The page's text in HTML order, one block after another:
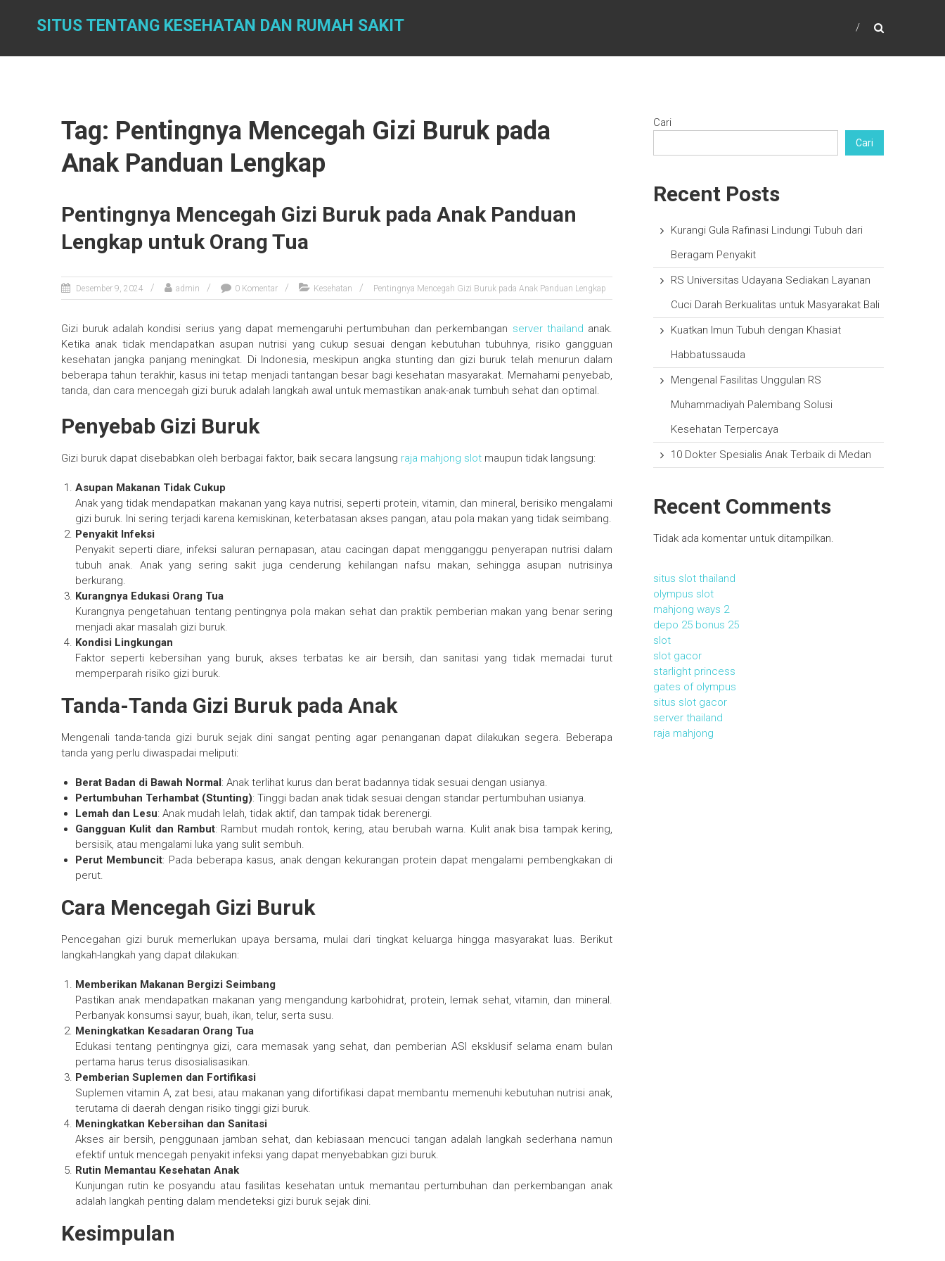
SITUS TENTANG KESEHATAN DAN RUMAH SAKIT
Tag: Pentingnya Mencegah Gizi Buruk pada
Anak Panduan Lengkap
Pentingnya Mencegah Gizi Buruk pada Anak Panduan
Lengkap untuk Orang Tua
Desember 9, 2024 admin 0 Komentar Kesehatan Pentingnya Mencegah Gizi Buruk pada Anak Panduan Lengkap
Gizi buruk adalah kondisi serius yang dapat memengaruhi pertumbuhan dan perkembangan server thailand anak.
Ketika anak tidak mendapatkan asupan nutrisi yang cukup sesuai dengan kebutuhan tubuhnya, risiko gangguan
kesehatan jangka panjang meningkat. Di Indonesia, meskipun angka stunting dan gizi buruk telah menurun dalam
beberapa tahun terakhir, kasus ini tetap menjadi tantangan besar bagi kesehatan masyarakat. Memahami penyebab,
tanda, dan cara mencegah gizi buruk adalah langkah awal untuk memastikan anak-anak tumbuh sehat dan optimal.
Penyebab Gizi Buruk
Gizi buruk dapat disebabkan oleh berbagai faktor, baik secara langsung raja mahjong slot maupun tidak langsung:
Asupan Makanan Tidak Cukup
Anak yang tidak mendapatkan makanan yang kaya nutrisi, seperti protein, vitamin, dan mineral, berisiko mengalami
gizi buruk. Ini sering terjadi karena kemiskinan, keterbatasan akses pangan, atau pola makan yang tidak seimbang.
Penyakit Infeksi
Penyakit seperti diare, infeksi saluran pernapasan, atau cacingan dapat mengganggu penyerapan nutrisi dalam
tubuh anak. Anak yang sering sakit juga cenderung kehilangan nafsu makan, sehingga asupan nutrisinya
berkurang.
Kurangnya Edukasi Orang Tua
Kurangnya pengetahuan tentang pentingnya pola makan sehat dan praktik pemberian makan yang benar sering
menjadi akar masalah gizi buruk.
Kondisi Lingkungan
Faktor seperti kebersihan yang buruk, akses terbatas ke air bersih, dan sanitasi yang tidak memadai turut
memperparah risiko gizi buruk.
Tanda-Tanda Gizi Buruk pada Anak
Mengenali tanda-tanda gizi buruk sejak dini sangat penting agar penanganan dapat dilakukan segera. Beberapa
tanda yang perlu diwaspadai meliputi:
Berat Badan di Bawah Normal: Anak terlihat kurus dan berat badannya tidak sesuai dengan usianya.
Pertumbuhan Terhambat (Stunting): Tinggi badan anak tidak sesuai dengan standar pertumbuhan usianya.
Lemah dan Lesu: Anak mudah lelah, tidak aktif, dan tampak tidak berenergi.
Gangguan Kulit dan Rambut: Rambut mudah rontok, kering, atau berubah warna. Kulit anak bisa tampak kering,
bersisik, atau mengalami luka yang sulit sembuh.
Perut Membuncit: Pada beberapa kasus, anak dengan kekurangan protein dapat mengalami pembengkakan di
perut.
Cara Mencegah Gizi Buruk
Pencegahan gizi buruk memerlukan upaya bersama, mulai dari tingkat keluarga hingga masyarakat luas. Berikut
langkah-langkah yang dapat dilakukan:
Memberikan Makanan Bergizi Seimbang
Pastikan anak mendapatkan makanan yang mengandung karbohidrat, protein, lemak sehat, vitamin, dan mineral.
Perbanyak konsumsi sayur, buah, ikan, telur, serta susu.
Meningkatkan Kesadaran Orang Tua
Edukasi tentang pentingnya gizi, cara memasak yang sehat, dan pemberian ASI eksklusif selama enam bulan
pertama harus terus disosialisasikan.
Pemberian Suplemen dan Fortifikasi
Suplemen vitamin A, zat besi, atau makanan yang difortifikasi dapat membantu memenuhi kebutuhan nutrisi anak,
terutama di daerah dengan risiko tinggi gizi buruk.
Meningkatkan Kebersihan dan Sanitasi
Akses air bersih, penggunaan jamban sehat, dan kebiasaan mencuci tangan adalah langkah sederhana namun
efektif untuk mencegah penyakit infeksi yang dapat menyebabkan gizi buruk.
Rutin Memantau Kesehatan Anak
Kunjungan rutin ke posyandu atau fasilitas kesehatan untuk memantau pertumbuhan dan perkembangan anak
adalah langkah penting dalam mendeteksi gizi buruk sejak dini.
Kesimpulan
Cari
Cari
Recent Posts
Kurangi Gula Rafinasi Lindungi Tubuh dari
Beragam Penyakit
RS Universitas Udayana Sediakan Layanan
Cuci Darah Berkualitas untuk Masyarakat Bali
Kuatkan Imun Tubuh dengan Khasiat
Habbatussauda
Mengenal Fasilitas Unggulan RS
Muhammadiyah Palembang Solusi
Kesehatan Terpercaya
10 Dokter Spesialis Anak Terbaik di Medan
Recent Comments
Tidak ada komentar untuk ditampilkan.
situs slot thailand
olympus slot
mahjong ways 2
depo 25 bonus 25
slot
slot gacor
starlight princess
gates of olympus
situs slot gacor
server thailand
raja mahjong